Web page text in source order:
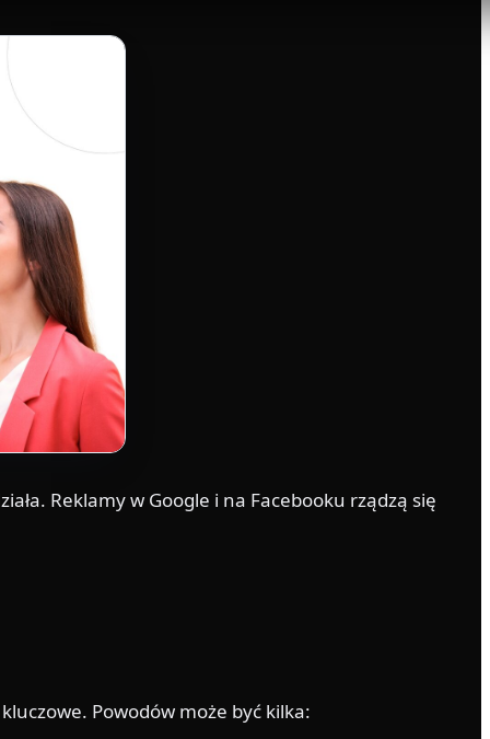
Reklamy w Google i na Facebooku rządzą się
Powodów może być kilka: